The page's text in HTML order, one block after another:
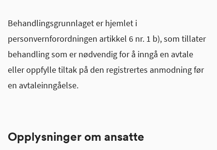
Behandlingsgrunnlaget er hjemlet i
personvernforordningen artikkel 6 nr. 1 b), som tillater
behandling som er nødvendig for å inngå en avtale
eller oppfylle tiltak på den registrertes anmodning før
en avtaleinngåelse.
Opplysninger om ansatte